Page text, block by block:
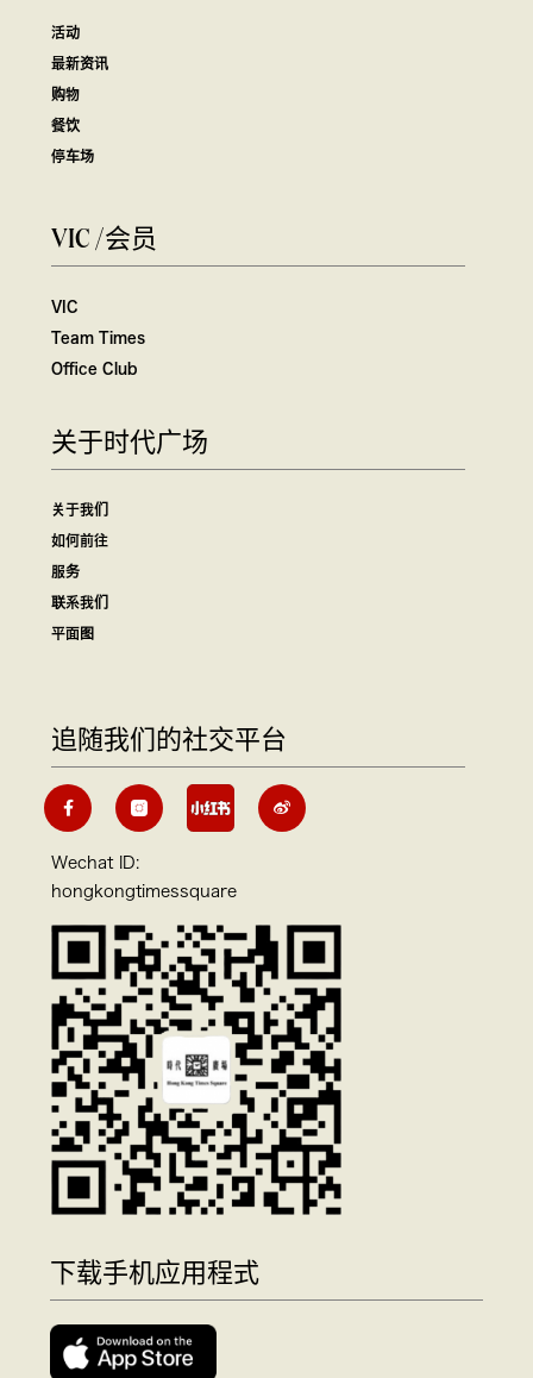
活动
最新资讯
购物
餐饮
停车场
VIC /会员
VIC
Team Times
Office Club
关于时代广场
关于我们
如何前往
服务
联系我们
平面图
追随我们的社交平台
Wechat ID:
hongkongtimessquare
下载手机应用程式